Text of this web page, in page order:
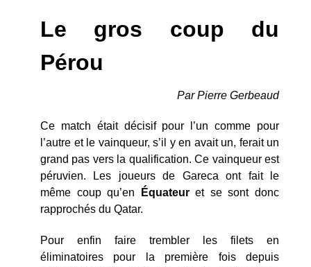
Le gros coup du
Pérou
Par Pierre Gerbeaud
Ce match était décisif pour l’un comme pour
l’autre et le vainqueur, s’il y en avait un, ferait un
grand pas vers la qualification. Ce vainqueur est
péruvien. Les joueurs de Gareca ont fait le
même coup qu’en
Équateuret se sont donc
rapprochés du Qatar.
Pour enfin faire trembler les filets en
éliminatoires pour la première fois depuis